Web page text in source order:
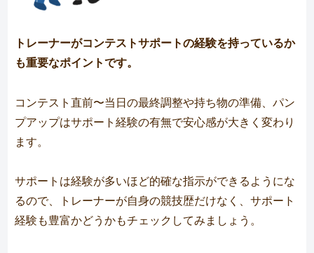
トレーナーがコンテストサポートの経験を持っているか
も重要なポイントです。
コンテスト直前〜当日の最終調整や持ち物の準備、パン
プアップはサポート経験の有無で安心感が大きく変わり
ます。
サポートは経験が多いほど的確な指示ができるようにな
るので、トレーナーが自身の競技歴だけなく、サポート
経験も豊富かどうかもチェックしてみましょう。